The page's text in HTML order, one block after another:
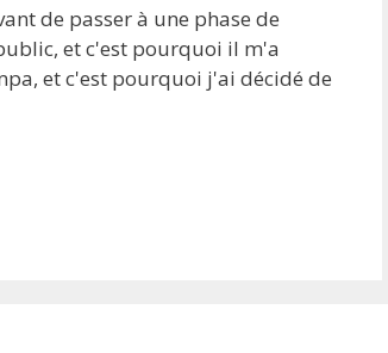
de passer à une phase de
et c'est pourquoi il m'a
et c'est pourquoi j'ai décidé de